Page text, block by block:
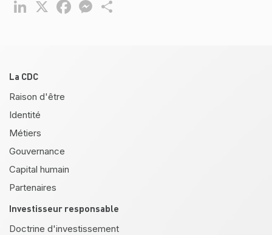
LinkedIn
X FacebookMessenger
Pied de page
La CDC
Raison d'être
Identité
Métiers
Gouvernance
Capital humain
Partenaires
Investisseur responsable
Doctrine d'investissement